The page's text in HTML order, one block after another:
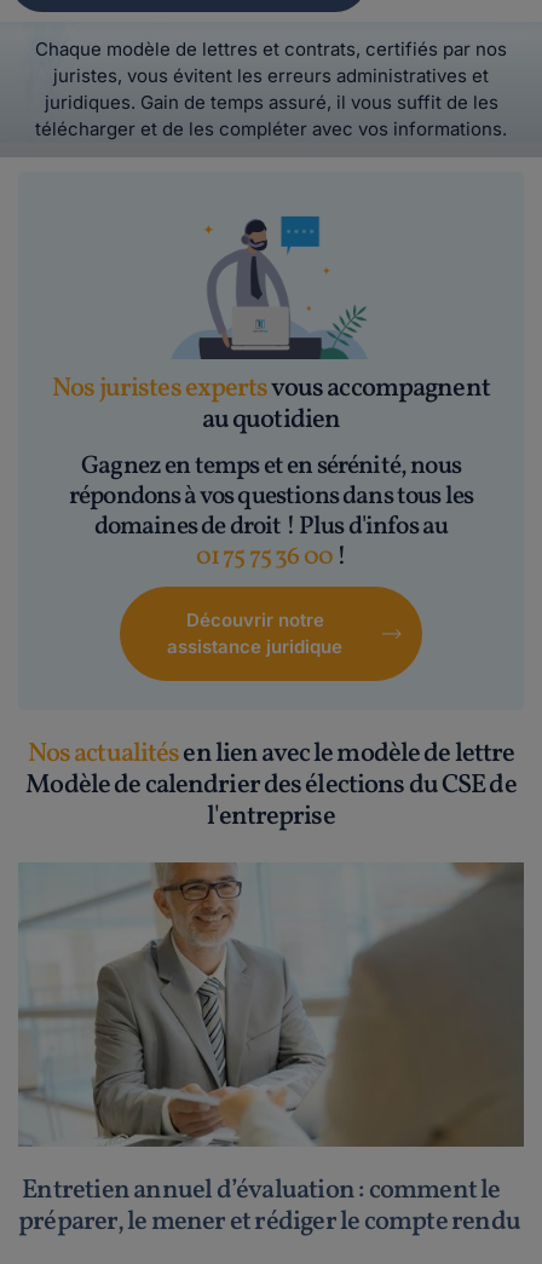
Chaque modèle de lettres et contrats, certifiés par nos
juristes, vous évitent les erreurs administratives et
juridiques. Gain de temps assuré, il vous suffit de les
télécharger et de les compléter avec vos informations.
Nos juristes expertsvous accompagnent
au quotidien
Gagnez en temps et en sérénité, nous
répondons à vos questions dans tous les
domaines de droit ! Plus d'infos au
01 75 75 36 00 !
Découvrir notre
assistance juridique
Nos actualitésen lien avec le modèle de lettre
Modèle de calendrier des élections du CSE de
l'entreprise
Entretien annuel d’évaluation : comment le
préparer, le mener et rédiger le compte rendu